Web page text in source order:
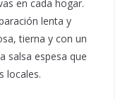
en cada hogar.
lenta y
tierna y con un
salsa espesa que
locales.